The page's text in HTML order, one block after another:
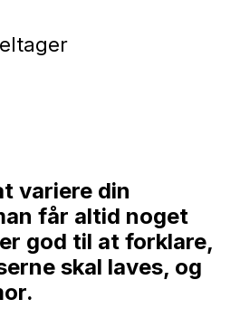
variere din
får altid noget
god til at forklare,
skal laves, og